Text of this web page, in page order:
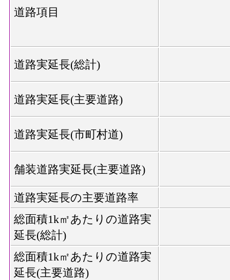
道路項目
道路実延長(総計)
道路実延長(主要道路)
道路実延長(市町村道)
舗装道路実延長(主要道路)
道路実延長の主要道路率
総面積1k㎡あたりの道路実
延長(総計)
総面積1k㎡あたりの道路実
延長(主要道路)